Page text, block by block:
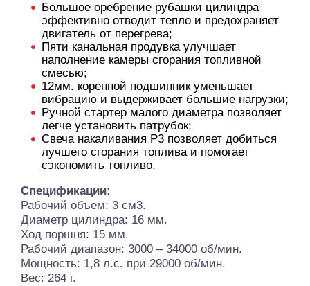
Большое оребрение рубашки цилиндра
эффективно отводит тепло и предохраняет
двигатель от перегрева;
Пяти канальная продувка улучшает
наполнение камеры сгорания топливной
смесью;
12мм. коренной подшипник уменьшает
вибрацию и выдерживает большие нагрузки;
Ручной стартер малого диаметра позволяет
легче установить патрубок;
Свеча накаливания Р3 позволяет добиться
лучшего сгорания топлива и помогает
сэкономить топливо.
Спецификации:
Рабочий объем: 3 см3.
Диаметр цилиндра: 16 мм.
Ход поршня: 15 мм.
Рабочий диапазон: 3000 – 34000 об/мин.
Мощность: 1,8 л.с. при 29000 об/мин.
Вес: 264 г.